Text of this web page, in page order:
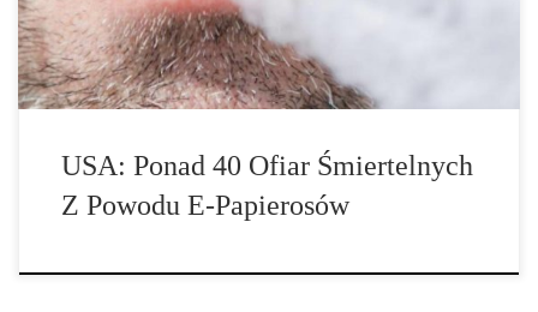
Tydzień temu CDC zgłosiło 39 zabitych i […]
USA: Ponad 40 Ofiar Śmiertelnych
Z Powodu E-Papierosów